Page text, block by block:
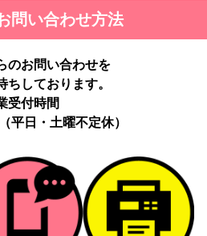
問い合わせ方法
のお問い合わせを
ちしております。
受付時間
平日・土曜不定休）